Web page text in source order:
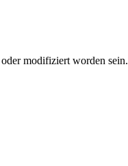
modifiziert worden sein.